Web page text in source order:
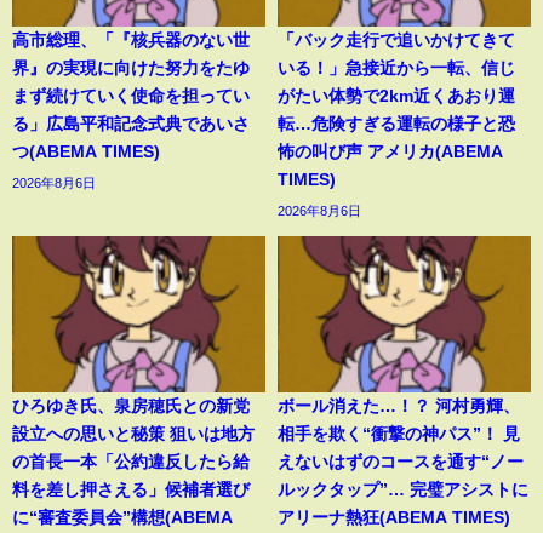
高市総理、「『核兵器のない世
界』の実現に向けた努力をたゆ
まず続けていく使命を担ってい
る」広島平和記念式典であいさ
つ(ABEMA TIMES)
2026年8月6日
「バック走行で追いかけてきて
いる！」急接近から一転、信じ
がたい体勢で2km近くあおり運
転…危険すぎる運転の様子と恐
怖の叫び声 アメリカ(ABEMA
TIMES)
2026年8月6日
ひろゆき氏、泉房穂氏との新党
設立への思いと秘策 狙いは地方
の首長一本「公約違反したら給
料を差し押さえる」候補者選び
に“審査委員会”構想(ABEMA
ボール消えた…！？ 河村勇輝、
相手を欺く“衝撃の神パス”！ 見
えないはずのコースを通す“ノー
ルックタップ”… 完璧アシストに
アリーナ熱狂(ABEMA TIMES)